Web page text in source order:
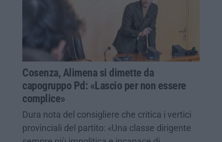
Cosenza, Alimena si dimette da
capogruppo Pd: «Lascio per non essere
complice»
Dura nota del consigliere che critica i vertici
provinciali del partito: «Una classe dirigente